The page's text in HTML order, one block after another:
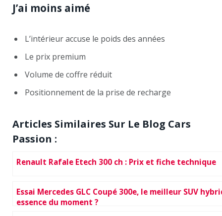
J’ai moins aimé
L’intérieur accuse le poids des années
Le prix premium
Volume de coffre réduit
Positionnement de la prise de recharge
Articles Similaires Sur Le Blog Cars
Passion :
Renault Rafale Etech 300 ch : Prix et fiche technique
Essai Mercedes GLC Coupé 300e, le meilleur SUV
essence du moment ?